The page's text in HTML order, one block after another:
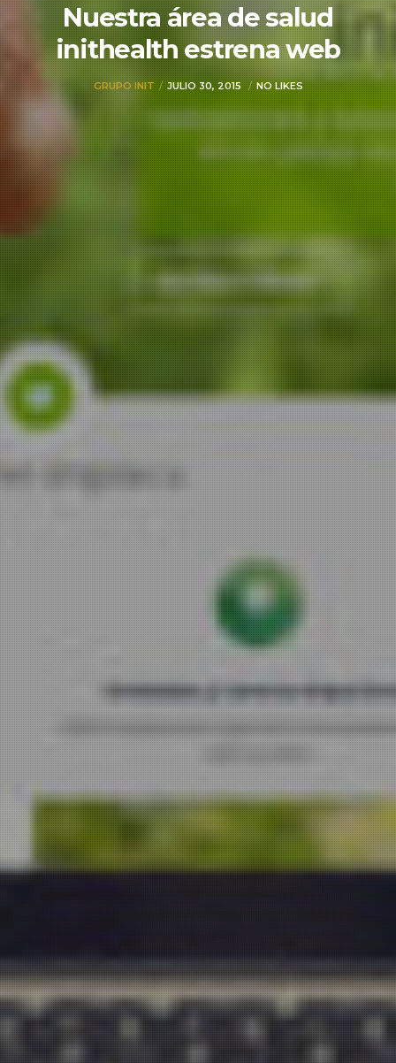
Nuestra área de salud
inithealth estrena web
GRUPO INIT JULIO 30, 2015 NO LIKES